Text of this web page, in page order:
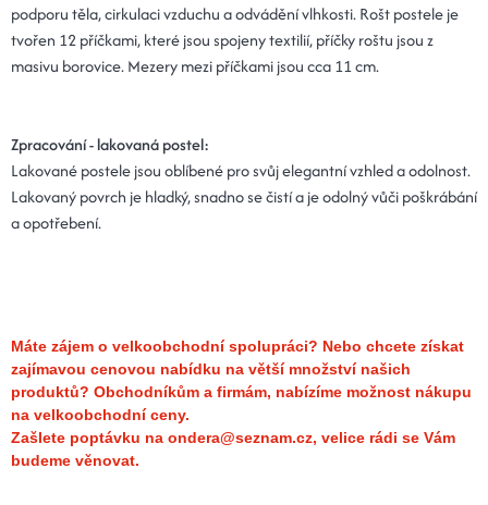
podporu těla, cirkulaci vzduchu a odvádění vlhkosti. Rošt postele je
tvořen 12 příčkami, které jsou spojeny textilií, příčky roštu jsou z
masivu borovice. Mezery mezi příčkami jsou cca 11 cm.
Zpracování - lakovaná postel:
Lakované postele jsou oblíbené pro svůj elegantní vzhled a odolnost.
Lakovaný povrch je hladký, snadno se čistí a je odolný vůči poškrábání
a opotřebení.
Máte zájem o velkoobchodní spolupráci? Nebo chcete získat
zajímavou cenovou nabídku na větší množství našich
produktů? Obchodníkům a firmám, nabízíme možnost nákupu
na velkoobchodní ceny.
Zašlete poptávku na ondera@seznam.cz, velice rádi se Vám
budeme věnovat.